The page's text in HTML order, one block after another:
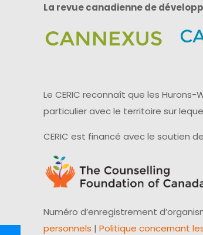
La revue canadienne de
Le CERIC reconnaît que les
particulier avec le territoire sur
CERIC est financé avec le soutien
Numéro d’enregistrement
personnels | Politique concernant